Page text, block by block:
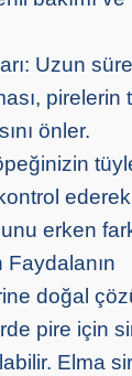
Uzun
pirelerin
önler.
erken
doğal
pire için
Elma